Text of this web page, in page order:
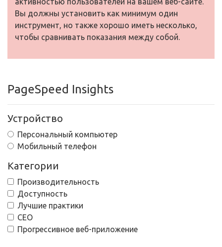
Вы должны установить как минимум один
инструмент, но также хорошо иметь несколько,
чтобы сравнивать показания между собой.
PageSpeed Insights
Устройство
Персональный компьютер
Мобильный телефон
Категории
Производительность
Доступность
Лучшие практики
СЕО
Прогрессивное веб-приложение